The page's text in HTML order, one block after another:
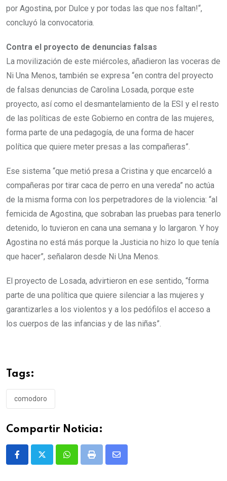
por Agostina, por Dulce y por todas las que nos faltan!“,
concluyó la convocatoria.
Contra el proyecto de denuncias falsas
La movilización de este miércoles, añadieron las voceras de
Ni Una Menos, también se expresa “en contra del proyecto
de falsas denuncias de Carolina Losada, porque este
proyecto, así como el desmantelamiento de la ESI y el resto
de las políticas de este Gobierno en contra de las mujeres,
forma parte de una pedagogía, de una forma de hacer
política que quiere meter presas a las compañeras”.
Ese sistema “que metió presa a Cristina y que encarceló a
compañeras por tirar caca de perro en una vereda” no actúa
de la misma forma con los perpetradores de la violencia: “al
femicida de Agostina, que sobraban las pruebas para tenerlo
detenido, lo tuvieron en cana una semana y lo largaron. Y hoy
Agostina no está más porque la Justicia no hizo lo que tenía
que hacer”, señalaron desde Ni Una Menos.
El proyecto de Losada, advirtieron en ese sentido, “forma
parte de una política que quiere silenciar a las mujeres y
garantizarles a los violentos y a los pedófilos el acceso a
los cuerpos de las infancias y de las niñas”.
Tags:
comodoro
Compartir Noticia:
WhatsappPrint
Share